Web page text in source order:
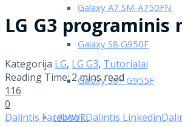
Galaxy A7 SM-A750FN
Galaxy S8 G950F
Galaxy S8+ G955F
HUAWEI
LG G3
Kategorija LG, LG G3, Tutorialai
Reading Time: 2 mins read
116
0
Dalintis FacebookDalintis Linkedin